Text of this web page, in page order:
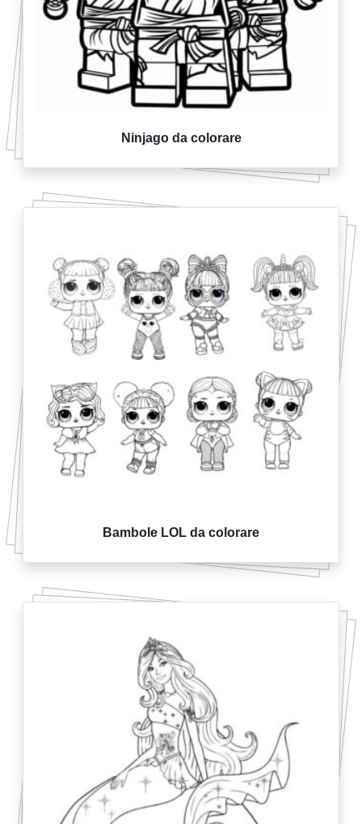
Ninjago da colorare
Bambole LOL da colorare